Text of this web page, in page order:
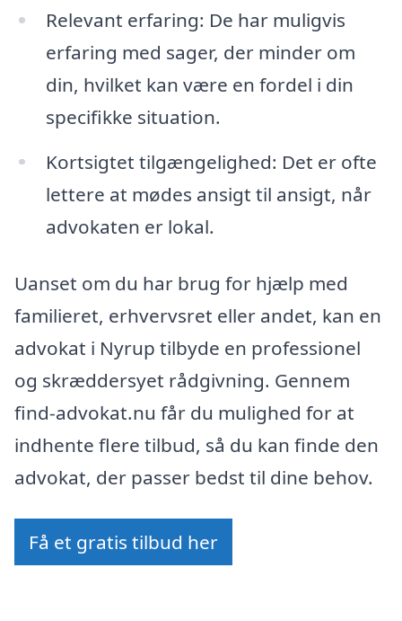
Relevant erfaring: De har muligvis
erfaring med sager, der minder om
din, hvilket kan være en fordel i din
specifikke situation.
Kortsigtet tilgængelighed: Det er ofte
lettere at mødes ansigt til ansigt, når
advokaten er lokal.
Uanset om du har brug for hjælp med
familieret, erhvervsret eller andet, kan en
advokat i Nyrup tilbyde en professionel
og skræddersyet rådgivning. Gennem
find-advokat.nu får du mulighed for at
indhente flere tilbud, så du kan finde den
advokat, der passer bedst til dine behov.
Få et gratis tilbud her